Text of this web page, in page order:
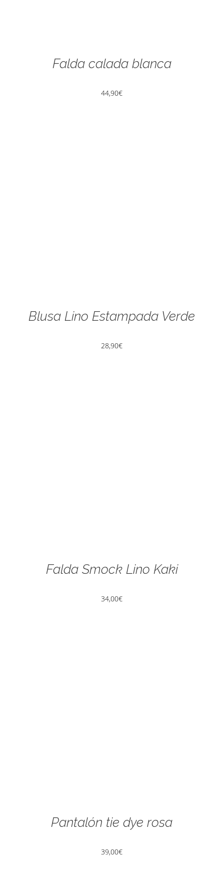
Falda calada blanca
44,90€
Blusa Lino Estampada Verde
28,90€
Falda Smock Lino Kaki
34,00€
Pantalón tie dye rosa
39,00€